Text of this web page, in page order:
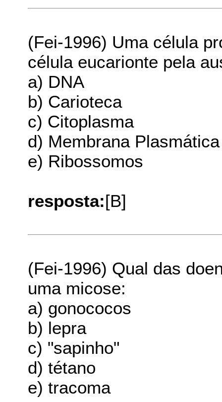
(Fei-1996) Uma célula
célula eucarionte pela
a) DNA
b) Carioteca
c) Citoplasma
d) Membrana Plasmática
e) Ribossomos
resposta:[B]
(Fei-1996) Qual das
uma micose:
a) gonococos
b) lepra
c) "sapinho"
d) tétano
e) tracoma